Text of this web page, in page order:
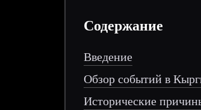
Содержание
Введение
Обзор событий в
Исторические